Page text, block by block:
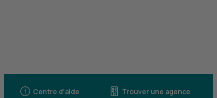
Centre d'aide Trouver une agence